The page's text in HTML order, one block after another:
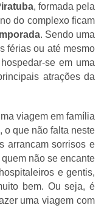
, formada pela
do complexo ficam
. Sendo uma
férias ou até mesmo
se em uma
atrações da
viagem em família
o que não falta neste
arrancam sorrisos e
não se encante
e gentis,
bem. Ou seja, é
uma viagem com